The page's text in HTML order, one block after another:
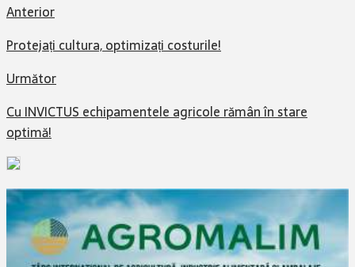
Anterior
Protejați cultura, optimizați costurile!
Următor
Cu INVICTUS echipamentele agricole rămân în stare
optimă!